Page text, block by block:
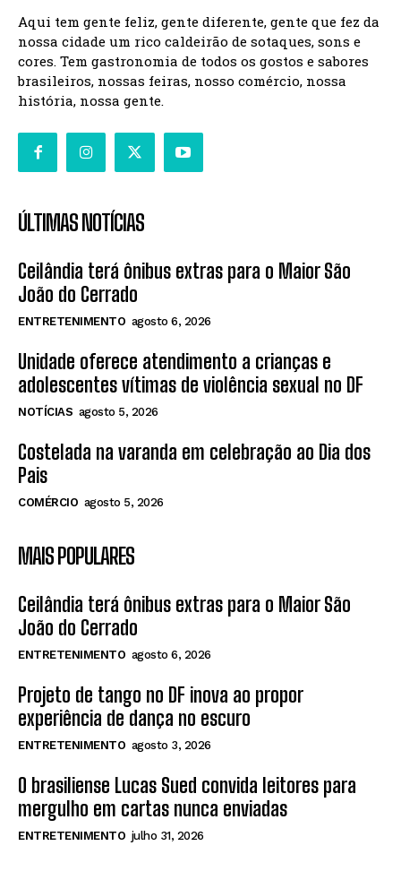
Aqui tem gente feliz, gente diferente, gente que fez da
nossa cidade um rico caldeirão de sotaques, sons e
cores. Tem gastronomia de todos os gostos e sabores
brasileiros, nossas feiras, nosso comércio, nossa
história, nossa gente.
ÚLTIMAS NOTÍCIAS
Ceilândia terá ônibus extras para o Maior São
João do Cerrado
ENTRETENIMENTO agosto 6, 2026
Unidade oferece atendimento a crianças e
adolescentes vítimas de violência sexual no DF
NOTÍCIAS agosto 5, 2026
Costelada na varanda em celebração ao Dia dos
Pais
COMÉRCIO agosto 5, 2026
MAIS POPULARES
Ceilândia terá ônibus extras para o Maior São
João do Cerrado
ENTRETENIMENTO agosto 6, 2026
Projeto de tango no DF inova ao propor
experiência de dança no escuro
ENTRETENIMENTO agosto 3, 2026
O brasiliense Lucas Sued convida leitores para
mergulho em cartas nunca enviadas
ENTRETENIMENTO julho 31, 2026